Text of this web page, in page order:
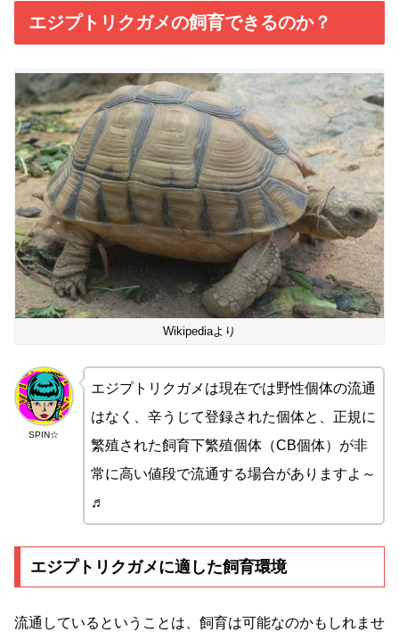
エジプトリクガメの飼育できるのか？
Wikipediaより
SPIN☆
エジプトリクガメは現在では野性個体の流通
はなく、辛うじて登録された個体と、正規に
繁殖された飼育下繁殖個体（CB個体）が非
常に高い値段で流通する場合がありますよ～
♬
エジプトリクガメに適した飼育環境
流通しているということは、飼育は可能なのかもしれませ